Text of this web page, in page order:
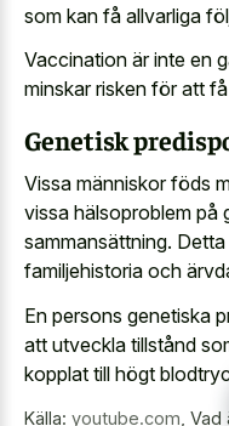
som kan få allvarliga
Vaccination är inte en
minskar risken för att
Genetisk
Vissa människor föds
vissa hälsoproblem på
sammansättning.
familjehistoria och
En persons genetiska
att utveckla tillstånd
kopplat till högt
Källa: youtube.com Vad